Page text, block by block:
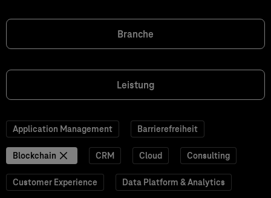
Branche
Leistung
Application Management Barrierefreiheit
Blockchain CRM Cloud Consulting
Customer Experience Data Platform & Analytics